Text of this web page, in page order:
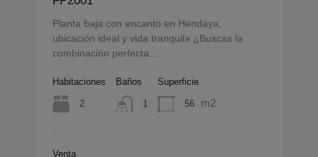
Planta baja con encanto en Hendaya,
ubicación ideal y vida tranquila ¿Buscas la
combinación perfecta…
Habitaciones
2
Baños
1
Superficie
56 m2
Venta